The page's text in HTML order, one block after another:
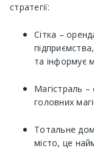
стратегії:
Сітка –
та інформує
Магістраль
головних
Тотальне
місто, це